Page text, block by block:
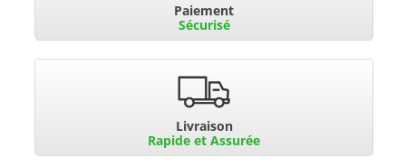
Paiement
Sécurisé
Livraison
Rapide et Assurée